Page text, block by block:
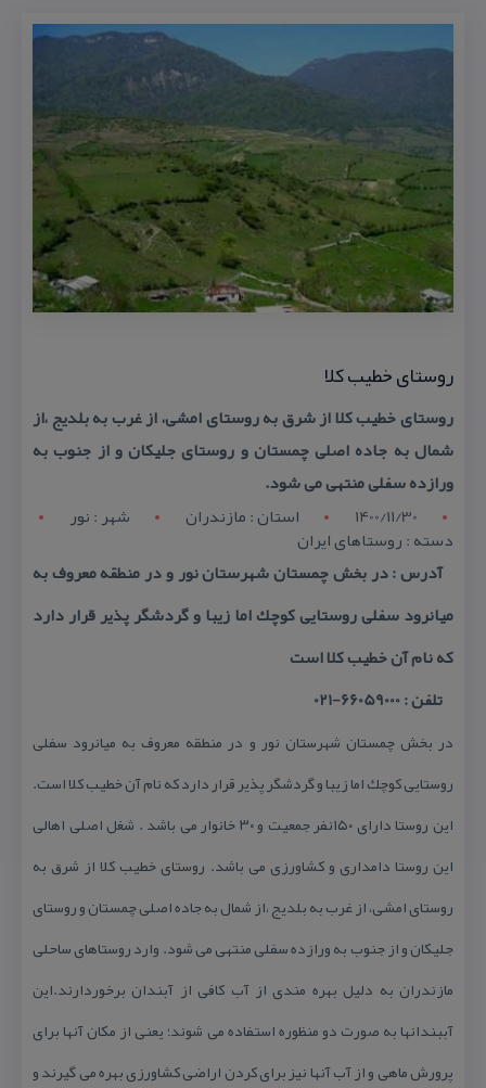
روستای خطیب كلا
روستای خطیب كلا از شرق به روستای امشی، از غرب به بلدیج ،از
شمال به جاده اصلی چمستان و روستای جلیكان و از جنوب به
ورازده سفلی منتهی می شود.
1400/11/30
استان : مازندران شهر : نور
دسته : روستاهای ایران
آدرس : در بخش چمستان شهرستان نور و در منطقه معروف به
میانرود سفلی روستایی كوچك اما زیبا و گردشگر پذیر قرار دارد
كه نام آن خطیب كلا است
تلفن : 66059000-021
در بخش چمستان شهرستان نور و در منطقه معروف به میانرود سفلی
روستایی كوچك اما زیبا و گردشگر پذیر قرار دارد كه نام آن خطیب كلا است.
این روستا دارای ۱۵۰نفر جمعیت و ۳۰ خانوار می باشد . شغل اصلی اهالی
این روستا دامداری و كشاورزی می باشد. روستای خطیب كلا از شرق به
روستای امشی، از غرب به بلدیج ،از شمال به جاده اصلی چمستان و روستای
جلیكان و از جنوب به ورازده سفلی منتهی می شود. وارد روستاهای ساحلی
مازندران به دلیل بهره مندی از آب كافی از آبندان برخوردارند.این
آببندانها به صورت دو منظوره استفاده می شوند؛ یعنی از مكان آنها برای
پرورش ماهی و از آب آنها نیز برای كردن اراضی كشاورزی بهره می گیرند و